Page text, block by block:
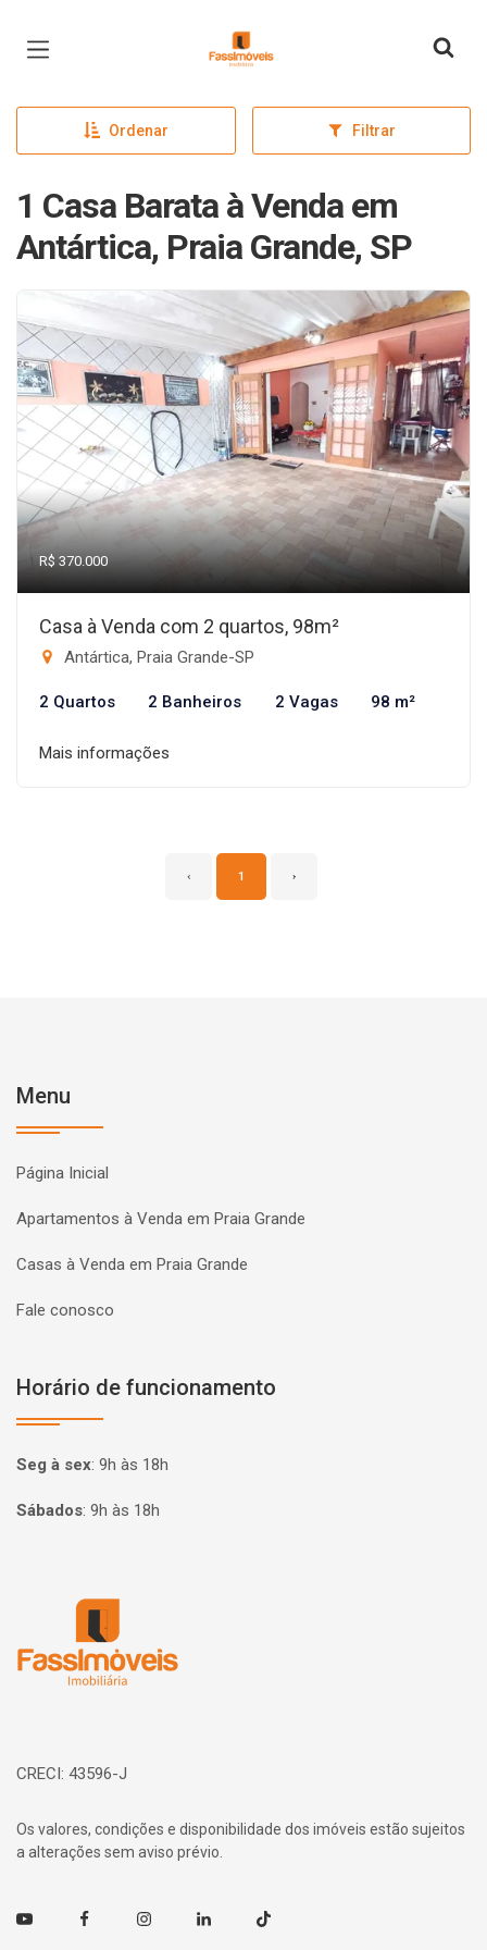
Página inicial
Ordenar Filtrar
1 Casa Barata à Venda em
Antártica, Praia Grande, SP
R$ 370.000
Casa à Venda com 2 quartos, 98m²
Antártica, Praia Grande-SP
2 Quartos 2 Banheiros 2 Vagas 98 m²
Mais informações
‹ 1 ›
Menu
Página Inicial
Apartamentos à Venda em Praia Grande
Casas à Venda em Praia Grande
Fale conosco
Horário de funcionamento
Seg à sex: 9h às 18h
Sábados: 9h às 18h
CRECI: 43596-J
Os valores, condições e disponibilidade dos imóveis estão sujeitos
a alterações sem aviso prévio.
Youtube FacebookInstagramLinkedin TikTok